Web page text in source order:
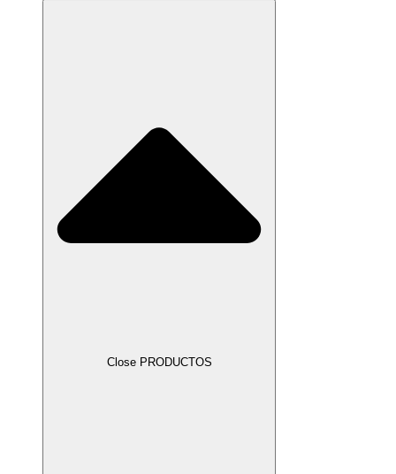
Close PRODUCTOS